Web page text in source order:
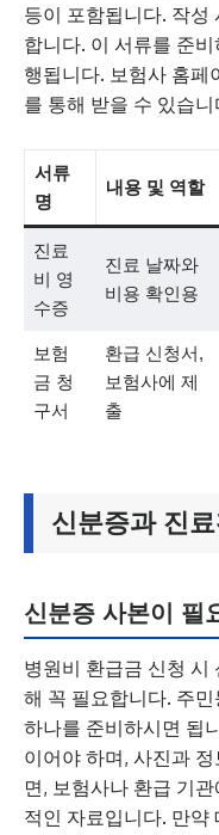
등이 포함됩니다. 작성
합니다. 이 서류를 준
행됩니다. 보험사 홈페
를 통해 받을 수 있습니
서류
명
내용 및 역할
진료
비 영
수증
진료 날짜와
비용 확인용
보험
금 청
구서
환급 신청서,
보험사에 제
출
신분증과 진
신분증 사본이 필
병원비 환급금 신청 시
해 꼭 필요합니다. 주
하나를 준비하시면 됩
이어야 하며, 사진과
면, 보험사나 환급 기
적인 자료입니다. 만약